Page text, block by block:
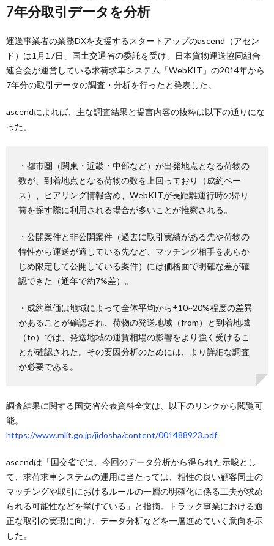
7年分取引データを分析
運送事業者の業務DXを支援するスタートアップのascend（アセン
ド）は1月17日、国土交通省の委託を受け、日本貨物運送協同組合
連合会が運営している求荷求車システム「WebKIT」の2014年から
7年分の取引データの調査・分析を行ったと発表した。
ascendによれば、主な調査結果と提言内容の抜粋は以下の通りにな
った。
・都市圏（関東・近畿・中部など）が出発地点となる荷物の
数が、到着地点となる荷物の数を上回っており（成約ベー
ス）、ヒアリング情報含め、WebKITが長距離運行時の帰り
荷を探す際に利用される場合が多いことが推察される。
・公開案件と非公開案件（過去に取引実績がある先や荷物の
特性から運送が適している先など、マッチング相手をあらか
じめ限定して公開している案件）には価格面で明確な差が確
認できた（通年で約7%差）。
・成約単価は地域によって全体平均から±10~20%程度の差異
があることが確認され、荷物の発送地域（from）と到着地域
（to）では、発送地域の運賃相場の影響をより強く受けるこ
とが確認された。その要因分析のためには、より詳細な調査
が必要である。
調査結果に関する国交省公表資料全文は、以下のリンクから閲覧可
能。
https://www.mlit.go.jp/jidosha/content/001488923.pdf
ascendは「国交省では、今回のデータ分析から得られた示唆とし
て、求荷求車システムの運用に当たっては、相性の良い顧客同士の
マッチングや取引におけるルールの一層の明確化に係る工夫が求め
られる可能性などを挙げている」と指摘。トラック事業における適
正な取引の実現に向け、データ分析などを一層進めていく意向を示
した。